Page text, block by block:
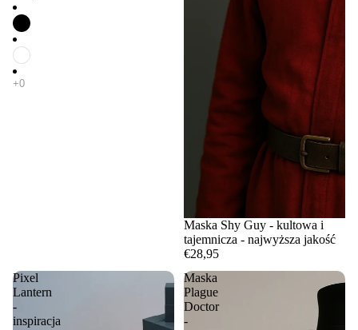
Maska Shy Guy - kultowa i
tajemnicza - najwyższa jakość
€28,95
Pixel
Lantern
-
inspiracja
Maska
Plague
Doctor
-